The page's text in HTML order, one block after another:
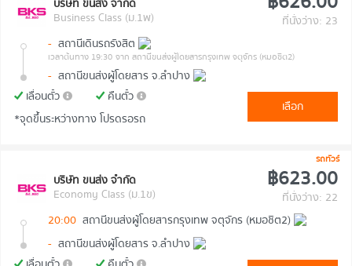
บริษัท ขนส่ง จำกัด
Business Class (ม.1พ)
ที่นั่งว่าง: 23
- สถานีเดินรถรังสิต
เวลาต้นทาง 19:30 จาก สถานีขนส่งผู้โดยสารกรุงเทพ จตุจักร (หมอชิต2)
- สถานีขนส่งผู้โดยสาร จ.ลำปาง
เลื่อนตั๋ว
คืนตั๋ว
*จุดขึ้นระหว่างทาง โปรดรอรถ
เลือก
รถทัวร์
บริษัท ขนส่ง จำกัด
Economy Class (ม.1ข)
฿623.00
ที่นั่งว่าง: 22
20:00 สถานีขนส่งผู้โดยสารกรุงเทพ จตุจักร (หมอชิต2)
- สถานีขนส่งผู้โดยสาร จ.ลำปาง